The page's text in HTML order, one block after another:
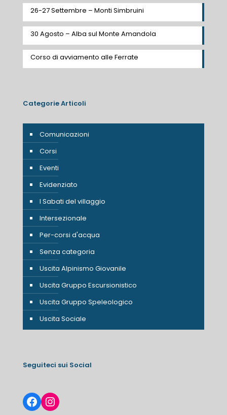
26-27 Settembre – Monti Simbruini
30 Agosto – Alba sul Monte Amandola
Corso di avviamento alle Ferrate
Categorie Articoli
Comunicazioni
Corsi
Eventi
Evidenziato
I Sabati del villaggio
Intersezionale
Per-corsi d'acqua
Senza categoria
Uscita Alpinismo Giovanile
Uscita Gruppo Escursionistico
Uscita Gruppo Speleologico
Uscita Sociale
Seguiteci sui Social
Facebook
Instagram